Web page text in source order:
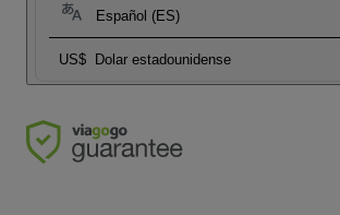
Español (ES)
US$ Dolar estadounidense